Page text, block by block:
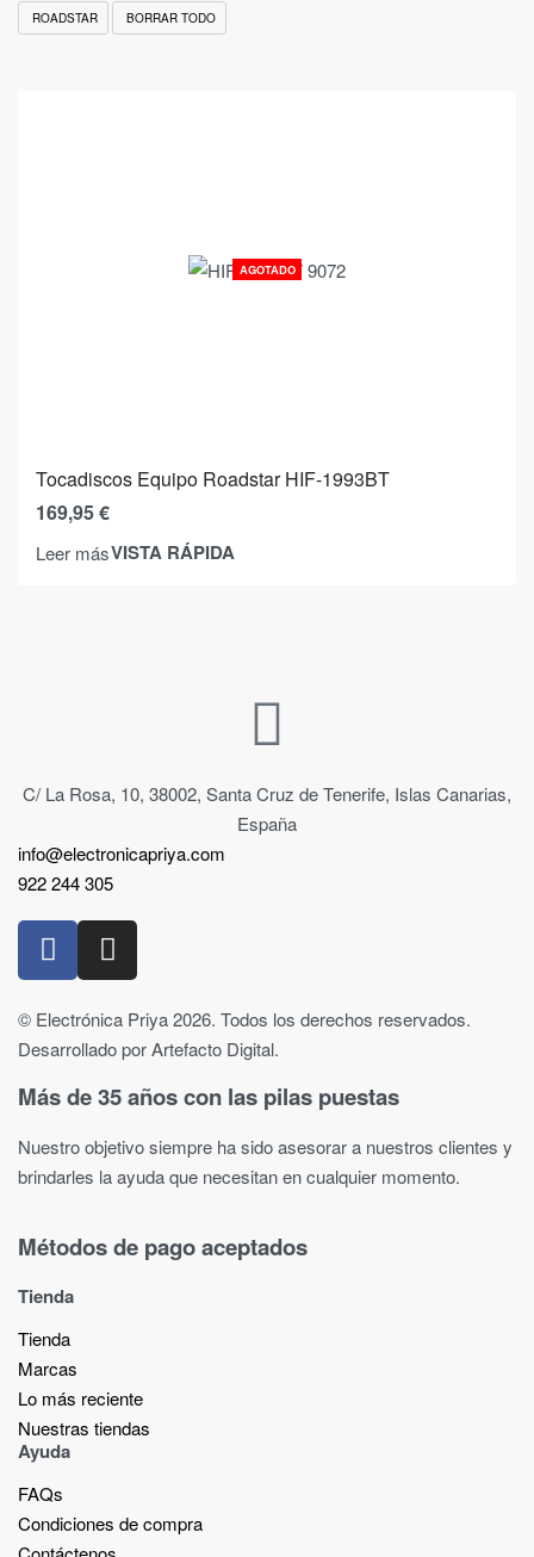
ROADSTAR BORRAR TODO
AGOTADO
Tocadiscos Equipo Roadstar HIF-1993BT
169,95€
Leer másVISTA RÁPIDA
C/ La Rosa, 10, 38002, Santa Cruz de Tenerife, Islas Canarias,
España
info@electronicapriya.com
922 244 305
© Electrónica Priya 2026. Todos los derechos reservados.
Desarrollado por Artefacto Digital.
Más de 35 años con las pilas puestas
Nuestro objetivo siempre ha sido asesorar a nuestros clientes y
brindarles la ayuda que necesitan en cualquier momento.
Métodos de pago aceptados
Tienda
Tienda
Marcas
Lo más reciente​
Nuestras tiendas​
Ayuda
FAQs
Condiciones de compra